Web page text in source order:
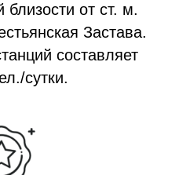
близости от ст. м.
Застава.
составляет
сутки.